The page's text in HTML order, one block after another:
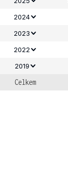
2024
2023
2022
2019
Celkem